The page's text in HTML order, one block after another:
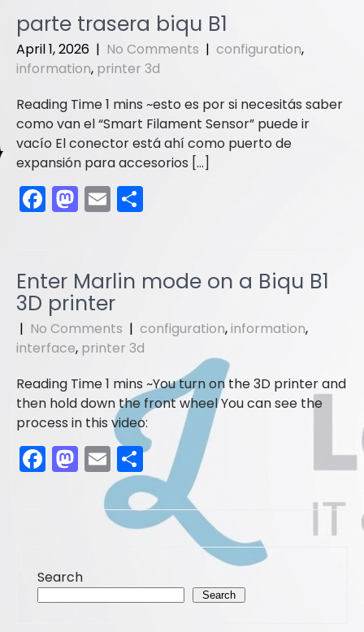
e
b
o
o
k
o
d
o
n
l e
parte trasera biqu B1
April 1, 2026 | No Comments | configuration,
information, printer 3d
esto es por si necesitás saber
como van el “Smart Filament Sensor” puede ir
vacío El conector está ahí como puerto de
expansión para accesorios […]
F
a
e
b
o
o
k
M
a
o
d
o
n
E
m
l e
Enter Marlin mode on a Biqu B1
3D printer
| No Comments | configuration,information,
interface, printer 3d
You turn on the 3D printer and
then hold down the front wheel You can see the
process in this video:
F
a
o
o
M
a
o
n
E
m
ai
l
S
h
ar
e
Search
Search